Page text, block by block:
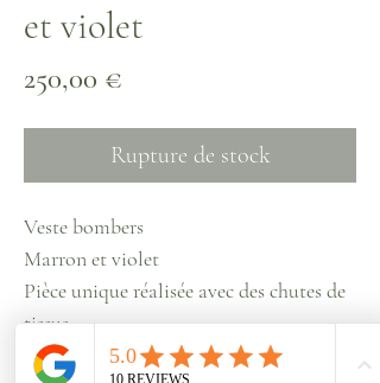
et violet
250,00 €
Rupture de stock
Veste bombers
Marron et violet
Pièce unique réalisée avec des chutes de
tissus
Taille unique